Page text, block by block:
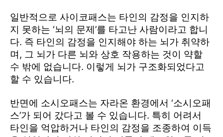
일반적으로 사이코패스는 타인의 감정을 인지하
지 못하는 ‘뇌의 문제’를 타고난 사람이라고 합니
다. 즉 타인의 감정을 인지해야 하는 뇌가 취약하
며, 그 뇌가 다른 뇌와 상호 작용하는 것이 약할
수 밖에 없습니다. 이렇게 뇌가 구조화되었다고
할 수 있습니다.
반면에 소시오패스는 자라온 환경에서 ‘소시오패
스’가 되어 갔다고 볼 수 있습니다. 특히 어려서
타인을 억압하거나 타인의 감정을 조종하여 이득